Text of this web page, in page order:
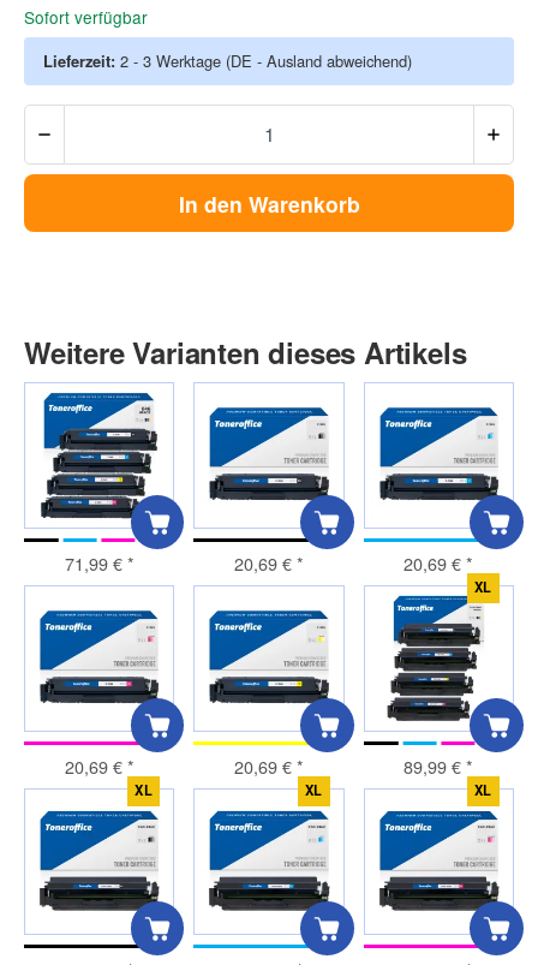
Sofort verfügbar
Lieferzeit: 2 - 3 Werktage (DE - Ausland abweichend)
In den Warenkorb
Weitere Varianten dieses Artikels
71,99 €* 20,69 €* 20,69 €*
20,69 €* 20,69 €*
XL
89,99 €*
XL XL XL